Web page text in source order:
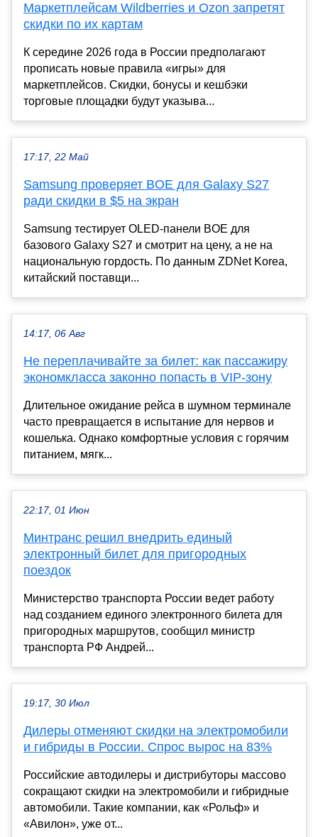
Маркетплейсам Wildberries и Ozon запретят
скидки по их картам
К середине 2026 года в России предполагают
прописать новые правила «игры» для
маркетплейсов. Скидки, бонусы и кешбэки
торговые площадки будут указыва...
17:17, 22 Май
Samsung проверяет BOE для Galaxy S27
ради скидки в $5 на экран
Samsung тестирует OLED-панели BOE для
базового Galaxy S27 и смотрит на цену, а не на
национальную гордость. По данным ZDNet Korea,
китайский поставщи...
14:17, 06 Авг
Не переплачивайте за билет: как пассажиру
экономкласса законно попасть в VIP-зону
Длительное ожидание рейса в шумном терминале
часто превращается в испытание для нервов и
кошелька. Однако комфортные условия с горячим
питанием, мягк...
22:17, 01 Июн
Минтранс решил внедрить единый
электронный билет для пригородных
поездок
Министерство транспорта России ведет работу
над созданием единого электронного билета для
пригородных маршрутов, сообщил министр
транспорта РФ Андрей...
19:17, 30 Июл
Дилеры отменяют скидки на электромобили
и гибриды в России. Спрос вырос на 83%
Российские автодилеры и дистрибуторы массово
сокращают скидки на электромобили и гибридные
автомобили. Такие компании, как «Рольф» и
«Авилон», уже от...